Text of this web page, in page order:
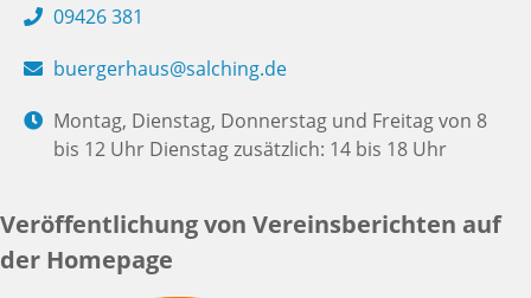
09426 381
buergerhaus@salching.de
Montag, Dienstag, Donnerstag und Freitag von 8
bis 12 Uhr Dienstag zusätzlich: 14 bis 18 Uhr
Veröffentlichung von Vereinsberichten auf
der Homepage